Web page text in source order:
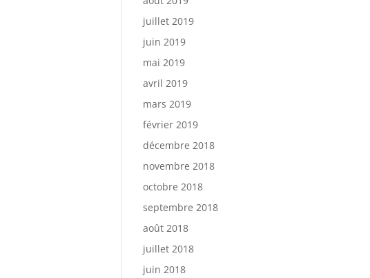
juillet 2019
juin 2019
mai 2019
avril 2019
mars 2019
février 2019
décembre 2018
novembre 2018
octobre 2018
septembre 2018
août 2018
juillet 2018
juin 2018